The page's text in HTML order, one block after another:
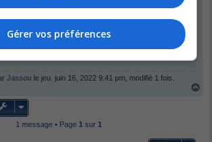
Jassou le jeu. juin 16, 2022 9:41 pm, modifié 1 fois.
1 message • Page 1 sur 1
Gérer vos préférences